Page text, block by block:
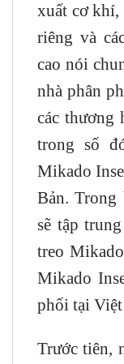
xuất cơ khí,
riêng và
cao nói
nhà phân
các thương
trong số
Mikado
Bản. Trong
sẽ tập
treo
Mikado
phối tại Việt
Trước tiên,